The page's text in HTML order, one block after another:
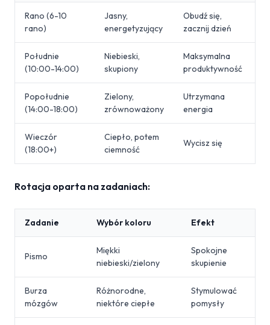
Rano (6-10
rano)
Jasny,
energetyzujący
Obudź się,
zacznij dzień
Południe
(10:00-14:00)
Niebieski,
skupiony
Maksymalna
produktywność
Popołudnie
(14:00-18:00)
Zielony,
zrównoważony
Utrzymana
energia
Wieczór
(18:00+)
Ciepło, potem
ciemność
Wycisz się
Rotacja oparta na zadaniach:
Zadanie Wybór koloru Efekt
Pismo
Miękki
niebieski/zielony
Spokojne
skupienie
Burza
mózgów
Różnorodne,
niektóre ciepłe
Stymulować
pomysły